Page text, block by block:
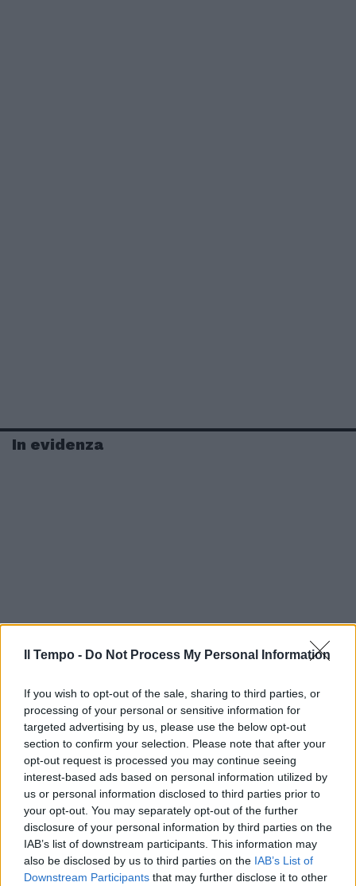
Il Tempo - Do Not Process My Personal Information
If you wish to opt-out of the sale, sharing to third parties, or
processing of your personal or sensitive information for
targeted advertising by us, please use the below opt-out
section to confirm your selection. Please note that after your
opt-out request is processed you may continue seeing
interest-based ads based on personal information utilized by
us or personal information disclosed to third parties prior to
your opt-out. You may separately opt-out of the further
disclosure of your personal information by third parties on the
IAB’s list of downstream participants. This information may
also be disclosed by us to third parties on the IAB’s List of
Downstream Participants that may further disclose it to other
In evidenza